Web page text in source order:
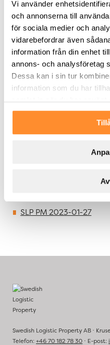
Vi använder
och annonserna till
för sociala medier och
vidarebefordrar även
information från din enhet
annons- och analysföretag
Dessa kan i sin tur
information som du har
samlat in när du har använt
knutpunkten mellan E4/
läge för ett
SLP.
För ytterligare information:
Peter Strand, vd på SLP,
Om SLP – Swedish
SLP – Swedish Logistic
fastighetsbolag med
Sedan starten har
på kort tid genomfört
SLP har en hög ambition
Bolagets
på Nasdaq Stockholm.
SLP PM 2023-01-27
Swedish Logistic Property AB ⋅
Telefon: +46 70 182 78 30 ⋅ E-post: